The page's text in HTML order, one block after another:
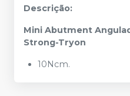
Descrição:
Mini Abutment
Strong-Tryon
10Ncm.